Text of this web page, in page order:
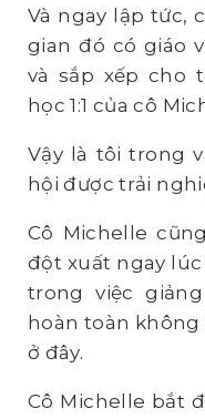
Và ngay lập tức,
gian đó có giáo
và sắp xếp cho
học 1:1 của cô
Vậy là tôi trong
hội được trải
Cô Michelle
đột xuất ngay
trong việc
hoàn toàn không
ở đây.
Cô Michelle bắt